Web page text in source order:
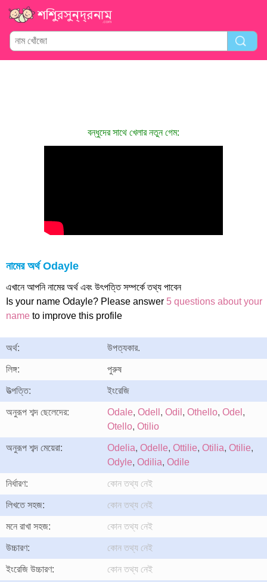
বন্ধুদের সাথে খেলার নতুন গেম:
নামের অর্থ Odayle
এখানে আপনি নামের অর্থ এবং উৎপত্তি সম্পর্কে তথ্য পাবেন
Is your name Odayle? Please answer 5 questions about your
name to improve this profile
অর্থ: উপত্যকার.
লিঙ্গ: পুরুষ
উত্পত্তি: ইংরেজি
অনুরূপ শব্দ ছেলেদের: Odale, Odell , Odil , Othello, Odel ,
Otello, Otilio
অনুরূপ শব্দ মেয়েরা: Odelia, Odelle, Ottilie, Otilia, Otilie,
Odyle, Odilia, Odile
নির্ধারণ: কোন তথ্য নেই
লিখতে সহজ: কোন তথ্য নেই
মনে রাখা সহজ: কোন তথ্য নেই
উচ্চারণ: কোন তথ্য নেই
ইংরেজি উচ্চারণ: কোন তথ্য নেই